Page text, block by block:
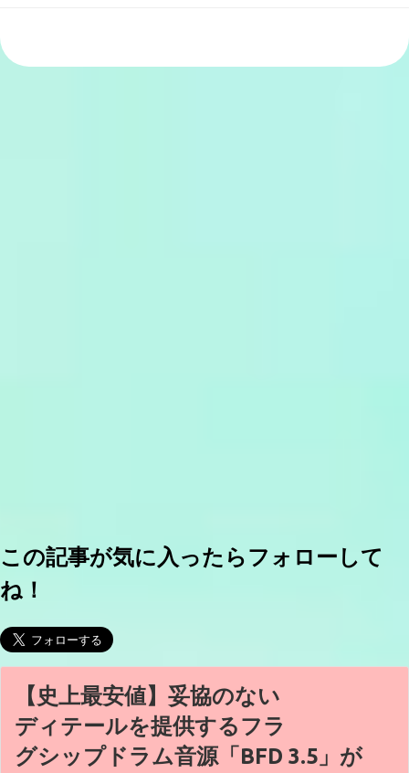
この記事が気に入ったらフォローして
ね！
【史上最安値】妥協のない
ディテールを提供するフラ
グシップドラム音源「BFD 3.5」が